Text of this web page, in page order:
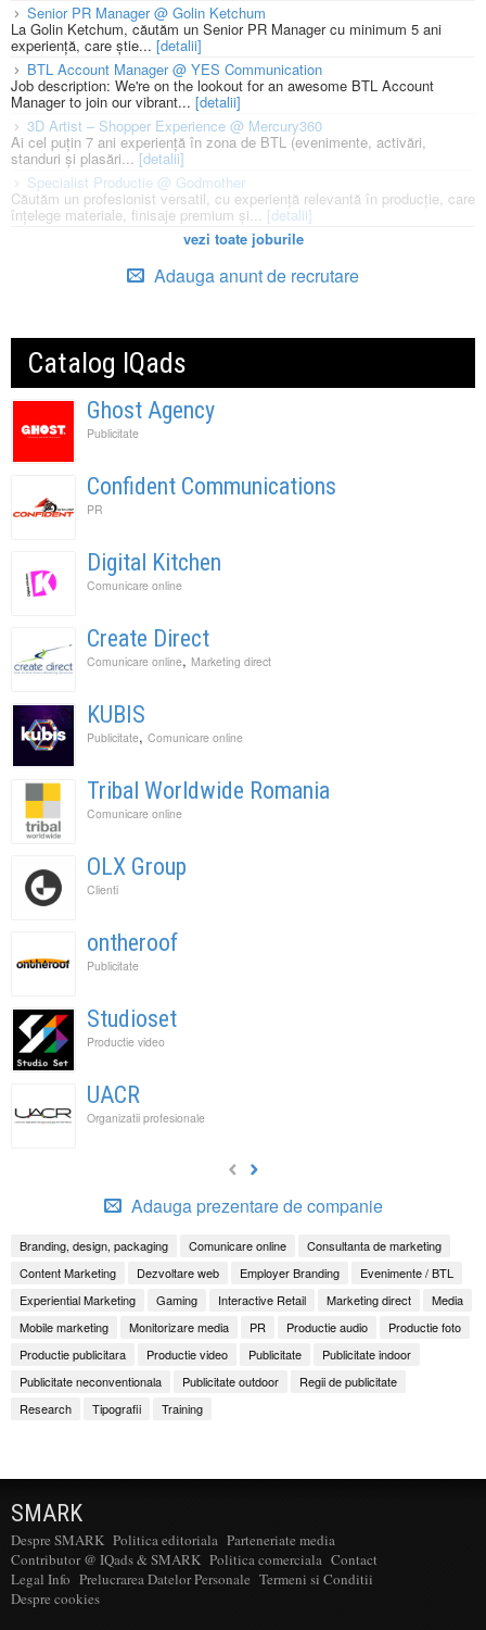
Senior PR Manager @ Golin Ketchum
La Golin Ketchum, căutăm un Senior PR Manager cu minimum 5 ani
experiență, care știe... [detalii]
BTL Account Manager @ YES Communication
Job description: We're on the lookout for an awesome BTL Account
Manager to join our vibrant... [detalii]
3D Artist – Shopper Experience @ Mercury360
Ai cel puțin 7 ani experiență în zona de BTL (evenimente, activări,
standuri și plasări...[detalii]
Specialist Productie @ Godmother
Căutăm un profesionist versatil, cu experiență relevantă în producție, care
înțelege materiale, finisaje premium și... [detalii]
vezi toate joburile
Adauga anunt de recrutare
Catalog IQads
Ghost Agency
Publicitate
Confident Communications
PR
Digital Kitchen
Comunicare online
Create Direct
Comunicare online, Marketing direct
KUBIS
Publicitate, Comunicare online
Tribal Worldwide Romania
Comunicare online
OLX Group
Clienti
ontheroof
Publicitate
Studioset
Productie video
UACR
Organizatii profesionale
Adauga prezentare de companie
Branding, design, packaging Comunicare online
Consultanta de marketing
Content Marketing
Dezvoltare web Employer Branding
Evenimente / BTL
Experiential Marketing
Gaming Interactive Retail Marketing direct
Media
Mobile marketing
Monitorizare media PR Productie audio
Productie foto
Productie publicitara
Productie video Publicitate
Publicitate indoor
Publicitate neconventionala
Publicitate outdoor
Regii de publicitate
Research
Tipografii Training
SMARK
Despre SMARK Politica editoriala Parteneriate media
Contributor @ IQads & SMARK Politica comerciala Contact
Legal Info Prelucrarea Datelor Personale Termeni si Conditii
Despre cookies